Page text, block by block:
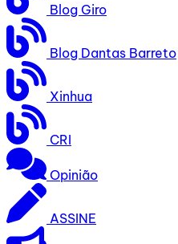
Blog Giro
Blog Dantas Barreto
Xinhua
CRI
Opinião
ASSINE